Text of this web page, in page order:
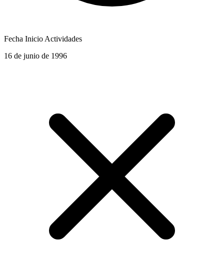
Fecha Inicio Actividades
16 de junio de 1996